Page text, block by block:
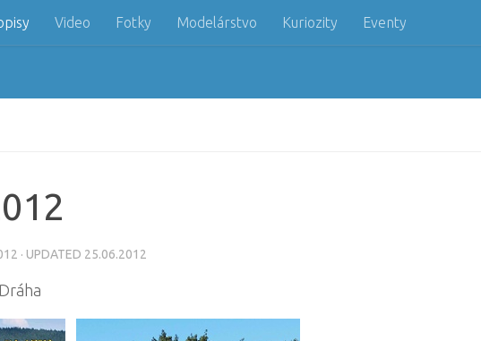
Video Fotky Modelárstvo Kuriozity Eventy
· UPDATED 25.06.2012